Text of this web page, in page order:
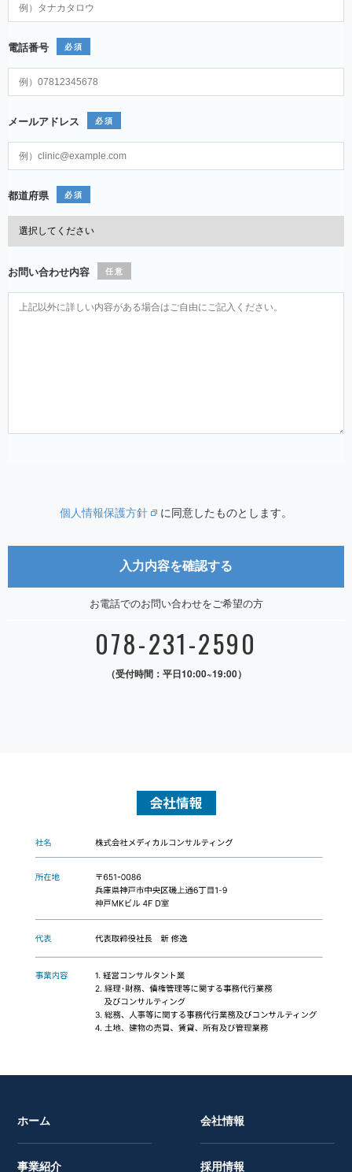
電話番号 必須
メールアドレス 必須
都道府県 必須
お問い合わせ内容 任意
個人情報保護方針 に同意したものとします。
お電話でのお問い合わせをご希望の方
078-231-2590
（受付時間：平日10:00~19:00）
ホーム
事業紹介
会社情報
採用情報